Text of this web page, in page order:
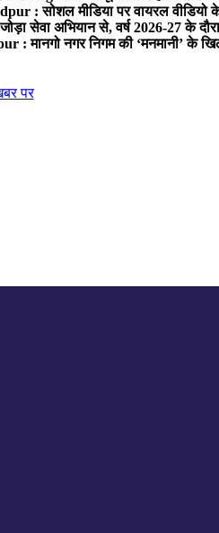
: सोशल मीडिया पर वायरल
सेवा अभियान से, वर्ष 2026-27 के
: मानगो नगर निगम की ‘मनमानी’ के